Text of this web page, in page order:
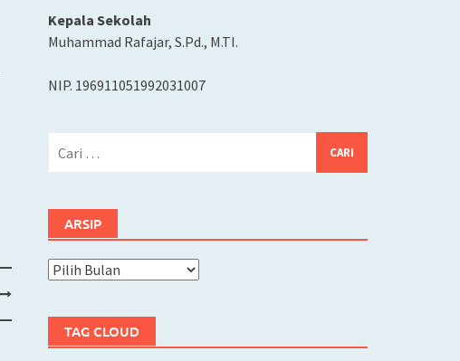
Kepala Sekolah
Muhammad Rafajar, S.Pd., M.TI.
NIP. 196911051992031007
ARSIP
Arsip
TAG CLOUD